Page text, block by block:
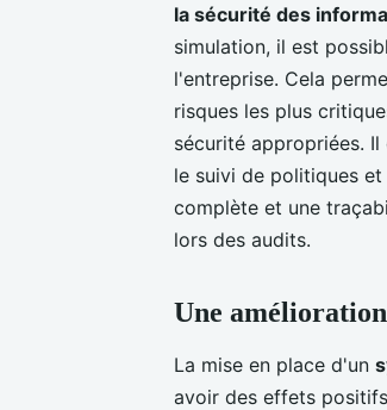
la sécurité des
simulation, il est
l'entreprise. Cela
risques les plus
sécurité appropriées.
le suivi de politiques
complète et une
lors des audits.
Une
La mise en place d'un
avoir des effets